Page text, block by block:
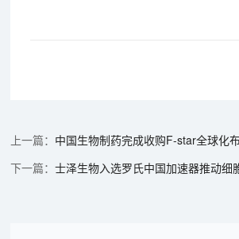
中国生物制药完成收购F-star全球化布局加速双
士泽生物入选罗氏中国加速器推动细胞药研发